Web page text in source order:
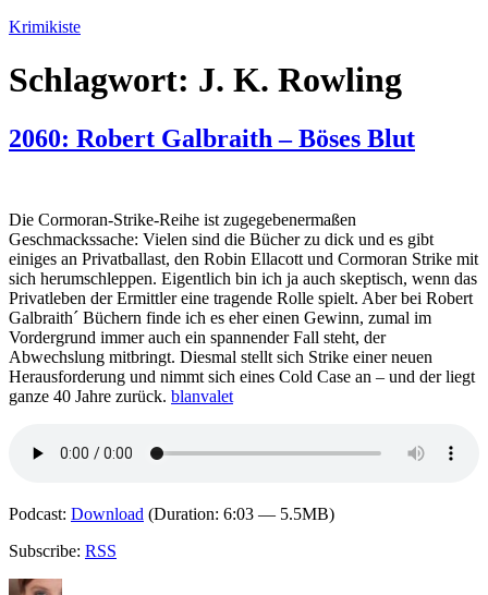
Zum
springen
Krimikiste
Schlagwort: J. K. Rowling
2060: Robert Galbraith – Böses Blut
Die Cormoran-Strike-Reihe ist zugegebenermaßen
Geschmackssache: Vielen sind die Bücher zu dick und es gibt
einiges an Privatballast, den Robin Ellacott und Cormoran Strike mit
sich herumschleppen. Eigentlich bin ich ja auch skeptisch, wenn das
Privatleben der Ermittler eine tragende Rolle spielt. Aber bei Robert
Galbraith´ Büchern finde ich es eher einen Gewinn, zumal im
Vordergrund immer auch ein spannender Fall steht, der
Abwechslung mitbringt. Diesmal stellt sich Strike einer neuen
Herausforderung und nimmt sich eines Cold Case an – und der liegt
ganze 40 Jahre zurück. blanvalet
Podcast: Download (Duration: 6:03 — 5.5MB)
Subscribe: RSS
Autor